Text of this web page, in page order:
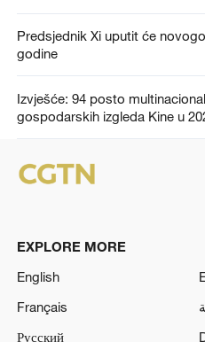
Predsjednik Xi uputit će
godine
Izvješće: 94 posto
gospodarskih izgleda Kine u
EXPLORE MORE
English
Français
Русский